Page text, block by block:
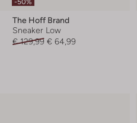
The Hoff Brand
Sneaker Low
€ 129,99 € 64,99